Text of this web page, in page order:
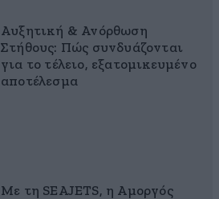
Αυξητική & Ανόρθωση
Στήθους: Πώς συνδυάζονται
για το τέλειο, εξατομικευμένο
αποτέλεσμα
Με τη SEAJETS, η Αμοργός